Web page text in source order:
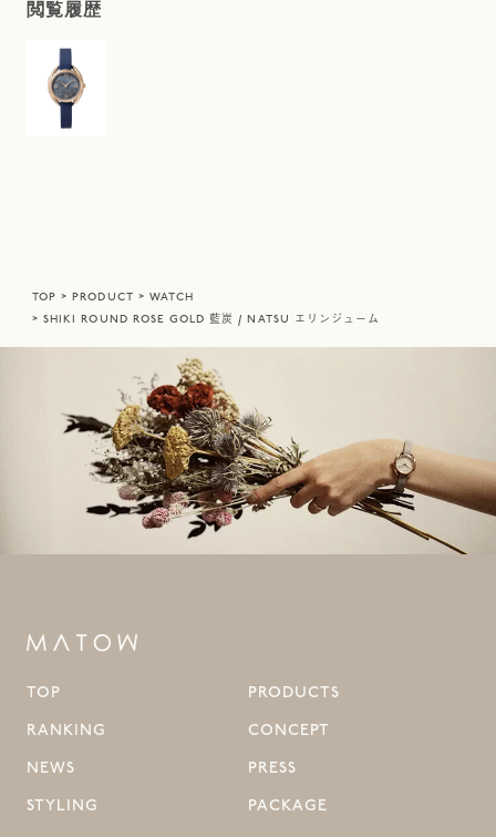
閲覧履歴
TOP PRODUCT
WATCH
SHIKI ROUND ROSE GOLD 藍炭 / NATSU エリンジューム
TOP
PRODUCTS
RANKING
CONCEPT
NEWS
PRESS
STYLING
PACKAGE